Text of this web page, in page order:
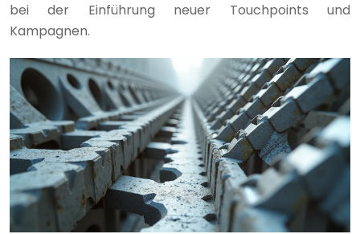
bei der Einführung neuer Touchpoints und
Kampagnen.